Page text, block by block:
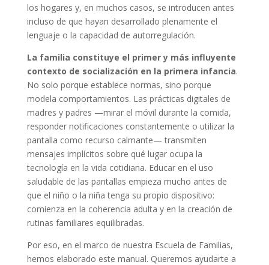
los hogares y, en muchos casos, se introducen antes
incluso de que hayan desarrollado plenamente el
lenguaje o la capacidad de autorregulación.
La familia constituye el primer y más influyente
contexto de socialización en la primera infancia.
No solo porque establece normas, sino porque
modela comportamientos. Las prácticas digitales de
madres y padres —mirar el móvil durante la comida,
responder notificaciones constantemente o utilizar la
pantalla como recurso calmante— transmiten
mensajes implícitos sobre qué lugar ocupa la
tecnología en la vida cotidiana. Educar en el uso
saludable de las pantallas empieza mucho antes de
que el niño o la niña tenga su propio dispositivo:
comienza en la coherencia adulta y en la creación de
rutinas familiares equilibradas.
Por eso, en el marco de nuestra Escuela de Familias,
hemos elaborado este manual. Queremos ayudarte a